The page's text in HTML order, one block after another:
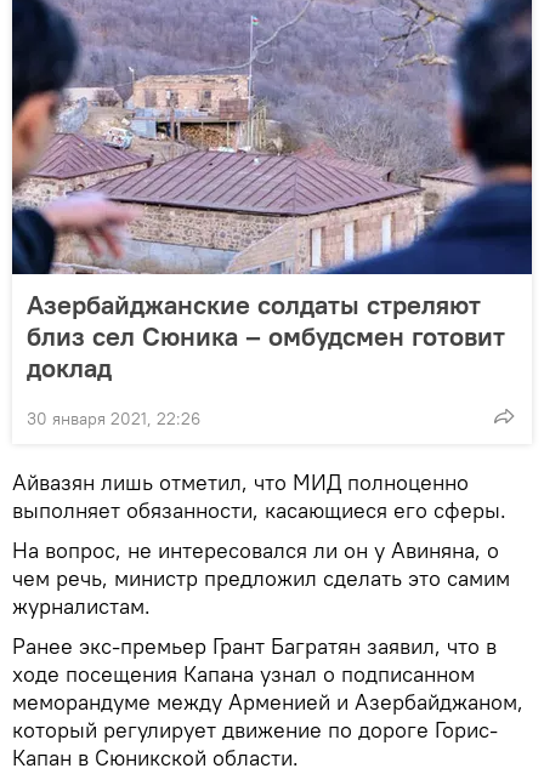
Азербайджанские солдаты стреляют
близ сел Сюника – омбудсмен готовит
доклад
30 января 2021, 22:26
Айвазян лишь отметил, что МИД полноценно
выполняет обязанности, касающиеся его сферы.
На вопрос, не интересовался ли он у Авиняна, о
чем речь, министр предложил сделать это самим
журналистам.
Ранее экс-премьер Грант Багратян заявил, что в
ходе посещения Капана узнал о подписанном
меморандуме между Арменией и Азербайджаном,
который регулирует движение по дороге Горис-
Капан в Сюникской области.